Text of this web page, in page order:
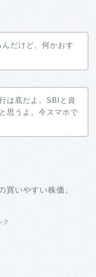
だけど、何かおす
は底だよ。SBIと資
思うよ。今スマホで
買いやすい株価。
ク